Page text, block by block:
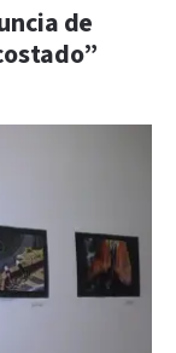
de